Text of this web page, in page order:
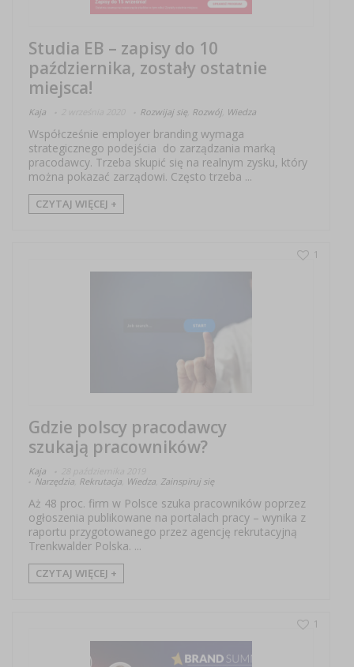
Studia EB – zapisy do 10
października, zostały ostatnie
miejsca!
Kaja Rozwijaj się, Rozwój, Wiedza
Współcześnie employer branding wymaga
strategicznego podejścia do zarządzania marką
pracodawcy. Trzeba skupić się na realnym zysku, który
można pokazać zarządowi. Często trzeba ...
CZYTAJ WIĘCEJ +
Gdzie polscy pracodawcy
szukają pracowników?
Kaja
Narzędzia Rekrutacja Wiedza Zainspiruj się
Aż 48 proc. firm w Polsce szuka pracowników poprzez
ogłoszenia publikowane na portalach pracy – wynika z
raportu przygotowanego przez agencję rekrutacyjną
Trenkwalder Polska. ...
CZYTAJ WIĘCEJ +
1
1